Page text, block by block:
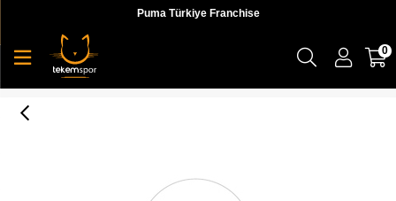
Puma Türkiye Franchise
0